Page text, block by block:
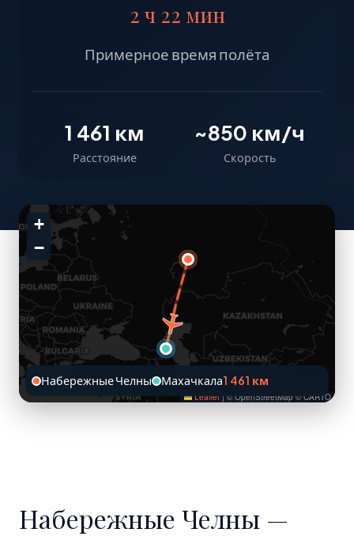
2 ч 22 мин
Примерное время полёта
1 461 км
Расстояние
~850 км/ч
Скорость
+
−
Leaflet | © OpenStreetMap © CARTO
Набережные Челны Махачкала1 461 км
Набережные Челны —